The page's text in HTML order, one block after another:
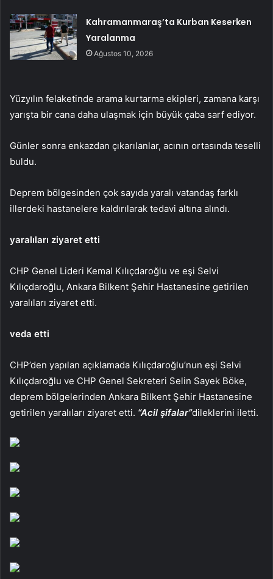
Kahramanmaraş’ta Kurban Keserken
Yaralanma
Ağustos 10, 2026
Yüzyılın felaketinde arama kurtarma ekipleri, zamana karşı
yarışta bir cana daha ulaşmak için büyük çaba sarf ediyor.
Günler sonra enkazdan çıkarılanlar, acının ortasında teselli
buldu.
Deprem bölgesinden çok sayıda yaralı vatandaş farklı
illerdeki hastanelere kaldırılarak tedavi altına alındı.
yaralıları ziyaret etti
CHP Genel Lideri Kemal Kılıçdaroğlu ve eşi Selvi
Kılıçdaroğlu, Ankara Bilkent Şehir Hastanesine getirilen
yaralıları ziyaret etti.
veda etti
CHP’den yapılan açıklamada Kılıçdaroğlu’nun eşi Selvi
Kılıçdaroğlu ve CHP Genel Sekreteri Selin Sayek Böke,
deprem bölgelerinden Ankara Bilkent Şehir Hastanesine
getirilen yaralıları ziyaret etti. “Acil şifalar”dileklerini iletti.